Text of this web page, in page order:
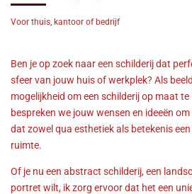
Voor thuis, kantoor of bedrijf
Ben je op zoek naar een schilderij dat
sfeer van jouw huis of werkplek? Als
mogelijkheid om een schilderij op maat
bespreken we jouw wensen en ideeën
dat zowel qua esthetiek als betekenis
ruimte.
Of je nu een abstract schilderij, een
portret wilt, ik zorg ervoor dat het een